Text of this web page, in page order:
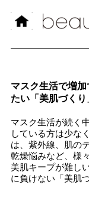
マスク生活で増
たい「美肌づく
マスク生活が続く
している方は少な
は、紫外線、肌の
乾燥悩みなど、様
美肌キープが難し
に負けない「美肌